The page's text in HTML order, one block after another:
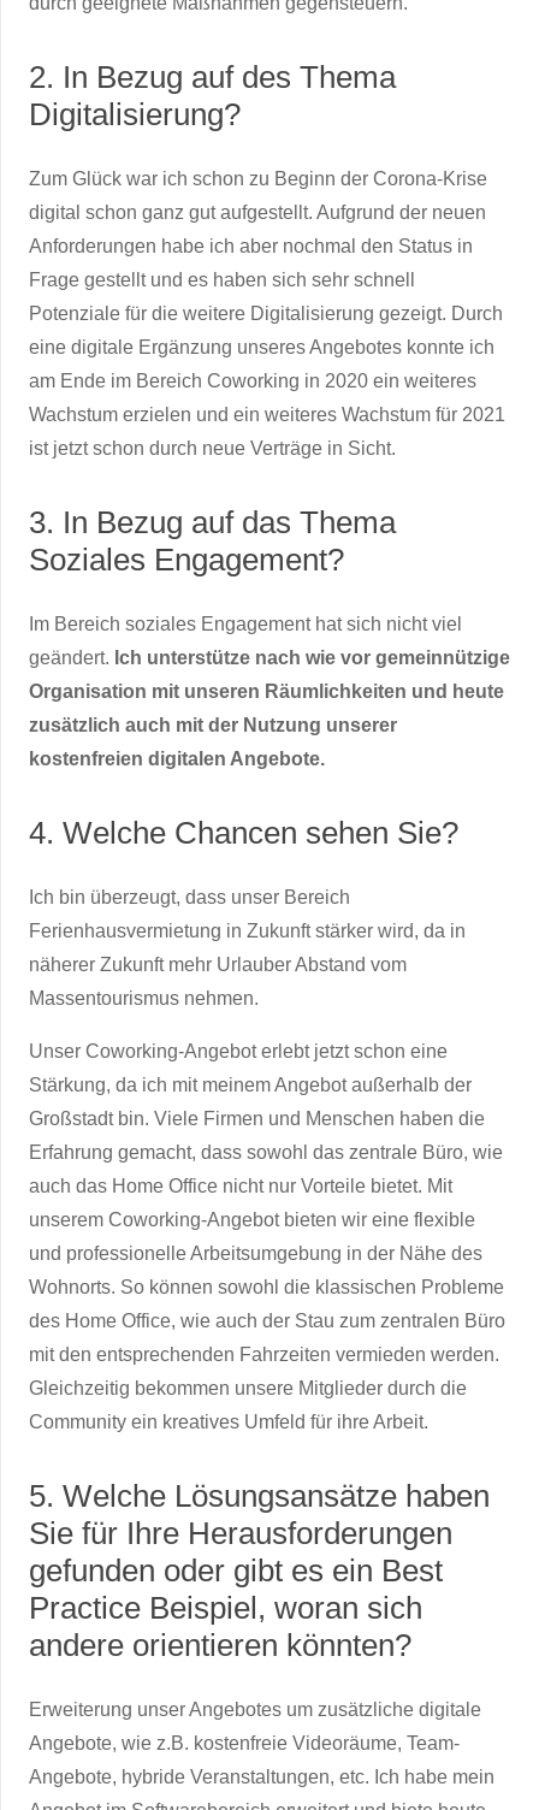
2. In Bezug auf des Thema
Digitalisierung?
Zum Glück war ich schon zu Beginn der Corona-Krise
digital schon ganz gut aufgestellt. Aufgrund der neuen
Anforderungen habe ich aber nochmal den Status in
Frage gestellt und es haben sich sehr schnell
Potenziale für die weitere Digitalisierung gezeigt. Durch
eine digitale Ergänzung unseres Angebotes konnte ich
am Ende im Bereich Coworking in 2020 ein weiteres
Wachstum erzielen und ein weiteres Wachstum für 2021
ist jetzt schon durch neue Verträge in Sicht.
3. In Bezug auf das Thema
Soziales Engagement?
Im Bereich soziales Engagement hat sich nicht viel
geändert. Ich unterstütze nach wie vor gemeinnützige
Organisation mit unseren Räumlichkeiten und heute
zusätzlich auch mit der Nutzung unserer
kostenfreien digitalen Angebote.
4. Welche Chancen sehen Sie?
Ich bin überzeugt, dass unser Bereich
Ferienhausvermietung in Zukunft stärker wird, da in
näherer Zukunft mehr Urlauber Abstand vom
Massentourismus nehmen.
Unser Coworking-Angebot erlebt jetzt schon eine
Stärkung, da ich mit meinem Angebot außerhalb der
Großstadt bin. Viele Firmen und Menschen haben die
Erfahrung gemacht, dass sowohl das zentrale Büro, wie
auch das Home Office nicht nur Vorteile bietet. Mit
unserem Coworking-Angebot bieten wir eine flexible
und professionelle Arbeitsumgebung in der Nähe des
Wohnorts. So können sowohl die klassischen Probleme
des Home Office, wie auch der Stau zum zentralen Büro
mit den entsprechenden Fahrzeiten vermieden werden.
Gleichzeitig bekommen unsere Mitglieder durch die
Community ein kreatives Umfeld für ihre Arbeit.
5. Welche Lösungsansätze haben
Sie für Ihre Herausforderungen
gefunden oder gibt es ein Best
Practice Beispiel, woran sich
andere orientieren könnten?
Erweiterung unser Angebotes um zusätzliche digitale
Angebote, wie z.B. kostenfreie Videoräume, Team-
Angebote, hybride Veranstaltungen, etc. Ich habe mein